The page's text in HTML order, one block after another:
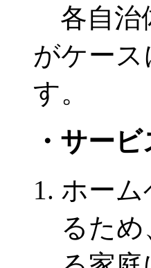
各自治
がケー
す。
・サー
ホー
るた